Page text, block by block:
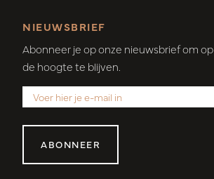
NIEUWSBRIEF
Abonneer je op onze nieuwsbrief om op
de hoogte te blijven.
ABONNEER